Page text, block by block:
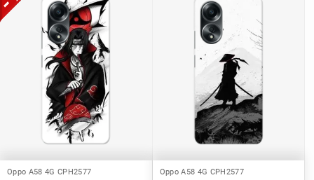
Oppo A58 4G CPH2577 Oppo A58 4G CPH2577